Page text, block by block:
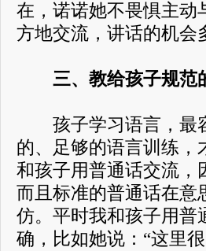
在，诺诺她不畏惧主动
方地交流，讲话的机会
三、教给孩子规范
孩子学习语言，最容
的、足够的语言训练，
和孩子用普通话交流，
而且标准的普通话在意
仿。平时我和孩子用普
确，比如她说：“这里